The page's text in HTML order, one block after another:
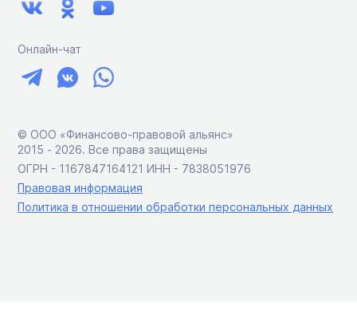
Онлайн-чат
© ООО «Финансово-правовой альянс»
2015 ‑ 2026. Все права защищены
ОГРН - 1167847164121 ИНН - 7838051976
Правовая информация
Политика в отношении обработки персональных данных